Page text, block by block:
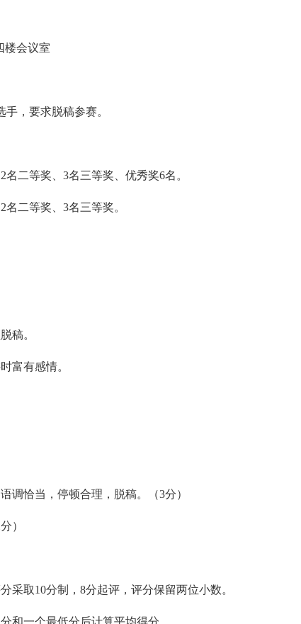
会议室
，要求脱稿参赛。
等奖、3名三等奖、优秀奖6名。
二等奖、3名三等奖。
稿。
富有感情。
恰当，停顿合理，脱稿。（3分）
）
取10分制，8分起评，评分保留两位小数。
一个最低分后计算平均得分。